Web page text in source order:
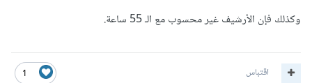
وكذلك فإن الأرشيف غير محسوب مع الـ 55 ساعة.
1 اقتباس